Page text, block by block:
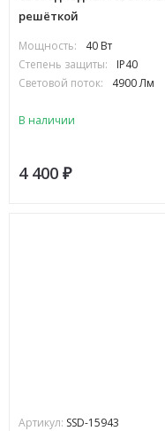
решёткой
Мощность:
40 Вт
Степень защиты:
IP40
Световой поток:
4900 Лм
В наличии
4 400 ₽
Артикул: SSD-15943